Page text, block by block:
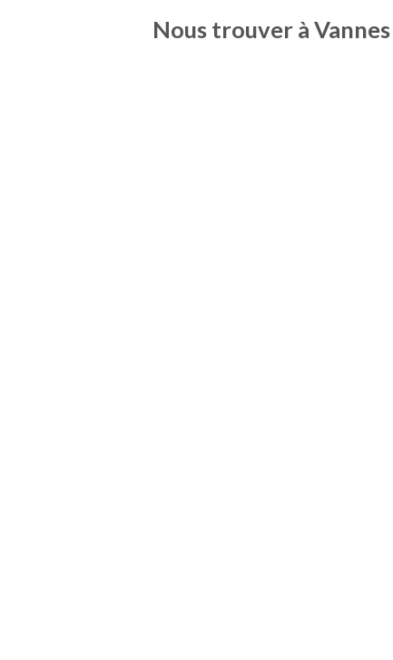
Nous trouver à Vannes